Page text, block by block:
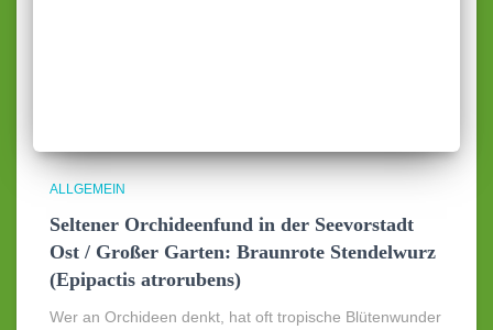
ALLGEMEIN
Seltener Orchideenfund in der Seevorstadt
Ost / Großer Garten: Braunrote Stendelwurz
(Epipactis atrorubens)
Wer an Orchideen denkt, hat oft tropische Blütenwunder